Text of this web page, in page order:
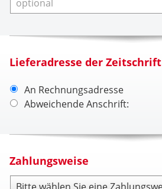
Lieferadresse der Zeitschrift
An Rechnungsadresse
Abweichende Anschrift:
Zahlungsweise
Zahlungsweise